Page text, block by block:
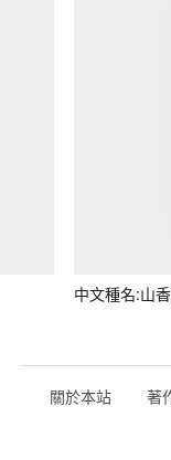
中文種名:山
關於本站 著